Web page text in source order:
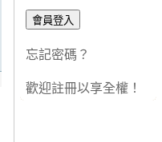
忘記密碼？
歡迎註冊以享全權！